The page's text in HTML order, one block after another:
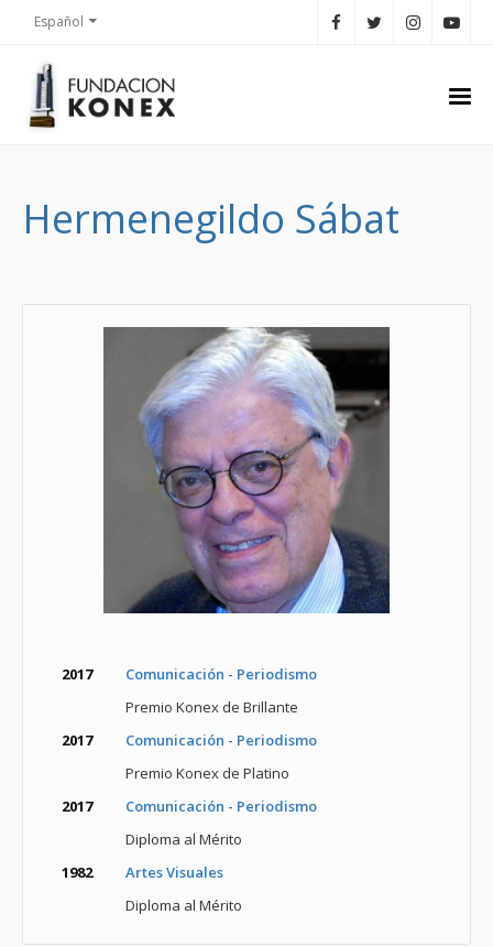
Español
Hermenegildo Sábat
2017
Comunicación - Periodismo
Premio Konex de Brillante
2017
Comunicación - Periodismo
Premio Konex de Platino
2017
Comunicación - Periodismo
Diploma al Mérito
1982
Artes Visuales
Diploma al Mérito